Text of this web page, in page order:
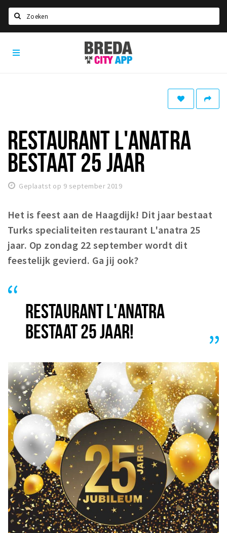
Home
Eten
Drinken
Slapen
Winkels
Winkelgebieden
Parkeren
Bezienswaardigheden
Uitjes & activiteiten
Toeristische routes
Baroniepoorten
Sport
Privacy
Inloggen
Breda
City
App
RESTAURANT L'ANATRA
BESTAAT 25 JAAR
Geplaatst op 9 september 2019
Het is feest aan de Haagdijk! Dit jaar bestaat
Turks specialiteiten restaurant L'anatra 25
jaar. Op zondag 22 september wordt dit
feestelijk gevierd. Ga jij ook?
RESTAURANT L'ANATRA
BESTAAT 25 JAAR!